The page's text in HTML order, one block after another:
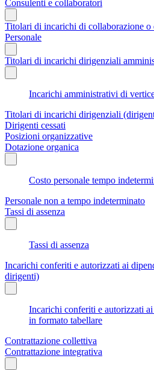
Consulenti e collaboratori
Titolari di incarichi di collaborazione o
Personale
Titolari di incarichi dirigenziali
Incarichi amministrativi di
Titolari di incarichi dirigenziali
Dirigenti cessati
Posizioni organizzative
Dotazione organica
Costo personale tempo
Personale non a tempo indeterminato
Tassi di assenza
Tassi di assenza
Incarichi conferiti e autorizzati ai
dirigenti)
Incarichi conferiti e autorizzati
in formato tabellare
Contrattazione collettiva
Contrattazione integrativa